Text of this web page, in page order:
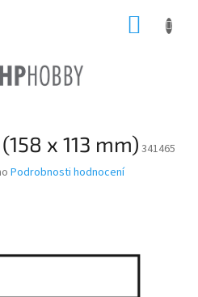
x 113 mm)341465
Podrobnosti hodnocení